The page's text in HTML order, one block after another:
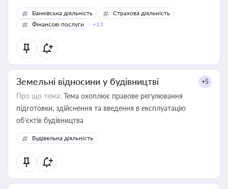
Банківська діяльність
Страхова діяльність
Фінансові послуги
+13
Земельні відносини у будівництві +5
Про що тема: Тема охоплює правове регулювання
підготовки, здійснення та введення в експлуатацію
об’єктів будівництва
Будівельна діяльність